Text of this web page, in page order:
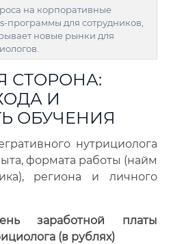
на корпоративные
программы для сотрудников,
новые рынки для
СТОРОНА:
И
ОБУЧЕНИЯ
нутрициолога
формата работы (найм
региона и личного
заработной платы
(в рублях)